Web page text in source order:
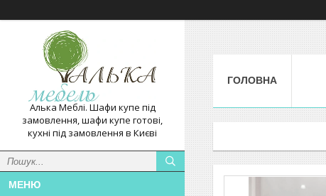
Алька Меблі. Шафи купе під
замовлення, шафи купе готові,
кухні під замовлення в Києві
ГОЛОВНА